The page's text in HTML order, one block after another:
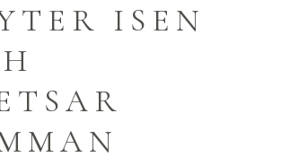
ISEN